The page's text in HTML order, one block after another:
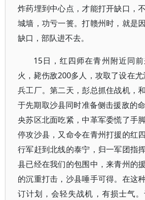
炸药埋到中心点，才能打开缺口，
城墙，功亏一篑。打赣州时，就是
缺口，部队进不去。
15日，红四师在青州附近同
火，毙伤敌200多人，攻取了设在
兵工厂。第二天，彭总抓住战机，
于先期取沙县同时准备侧击援敌的
央苏区北面吃紧，中革军委慌了手
停攻沙县，又命令在青州打援的红
行军赶到北线的泰宁，归一军团指
县已经在我们的包围中，来青州的
的沉重打击，沙县唾手可得。在这
订计划，会轻失战机，有损士气